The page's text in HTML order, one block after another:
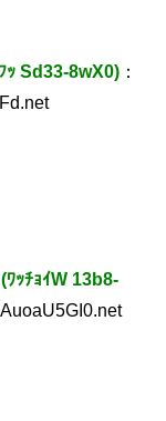
ｯ Sd33-8wX0) ：
ｯﾁｮｲW 13b8-